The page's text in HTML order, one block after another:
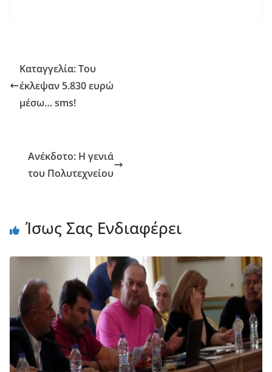
Καταγγελία: Του
έκλεψαν 5.830 ευρώ
μέσω… sms!
Ανέκδοτο: Η γενιά
του Πολυτεχνείου
Ίσως Σας Ενδιαφέρει